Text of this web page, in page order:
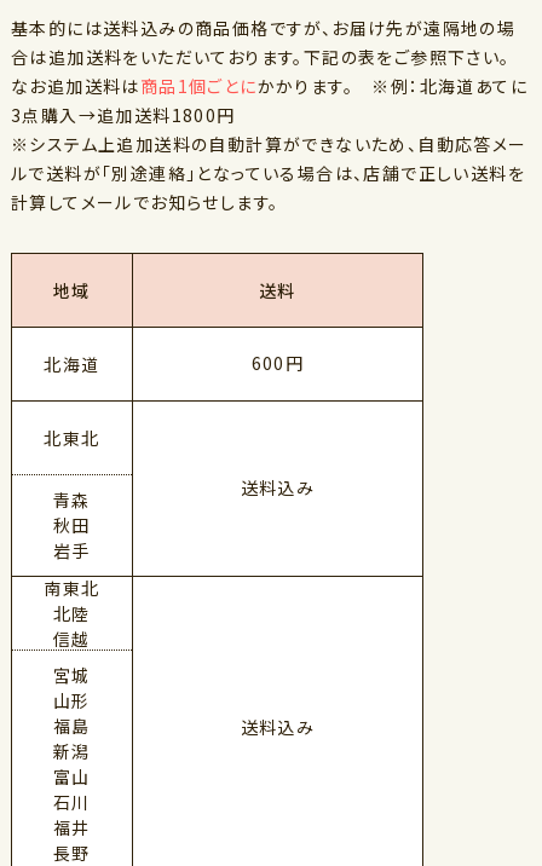
基本的には送料込みの商品価格ですが、お届け先が遠隔地の場
合は追加送料をいただいております。下記の表をご参照下さい。
なお追加送料は商品1個ごとにかかります。 ※例：北海道あてに
3点購入→追加送料1800円
※システム上追加送料の自動計算ができないため、自動応答メー
ルで送料が「別途連絡」となっている場合は、店舗で正しい送料を
計算してメールでお知らせします。
地域 送料
北海道 600円
北東北
青森
秋田
岩手
送料込み
南東北
北陸
信越
宮城
山形
福島
新潟
富山
石川
福井
長野
送料込み